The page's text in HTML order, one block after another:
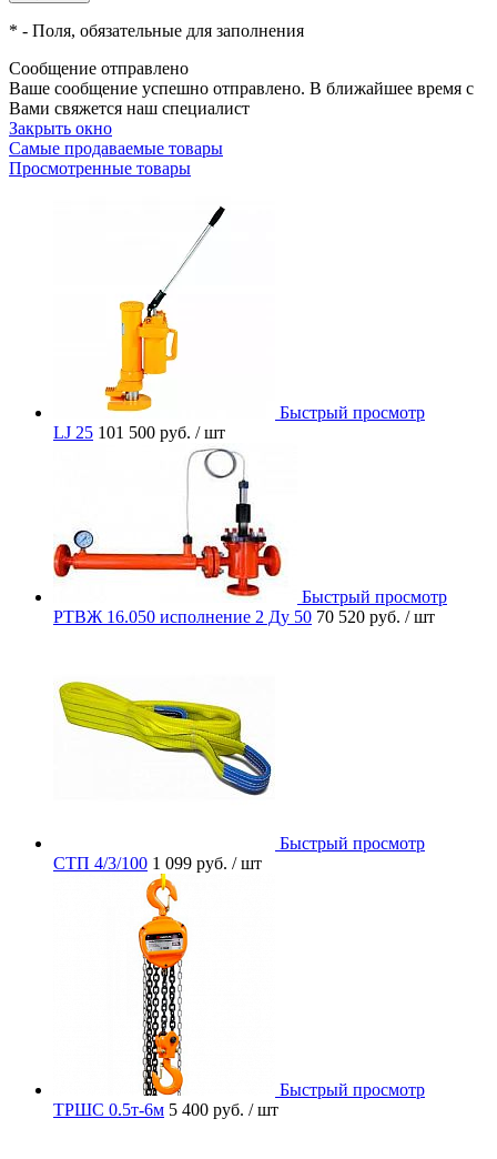
* - Поля, обязательные для заполнения
Сообщение отправлено
Ваше сообщение успешно отправлено. В ближайшее время с
Вами свяжется наш специалист
Закрыть окно
Самые продаваемые товары
Просмотренные товары
Быстрый просмотр
LJ 25 101 500 руб. / шт
Быстрый просмотр
РТВЖ 16.050 исполнение 2 Ду 50 70 520 руб. / шт
Быстрый просмотр
СТП 4/3/100 1 099 руб. / шт
Быстрый просмотр
ТРШС 0.5т-6м 5 400 руб. / шт